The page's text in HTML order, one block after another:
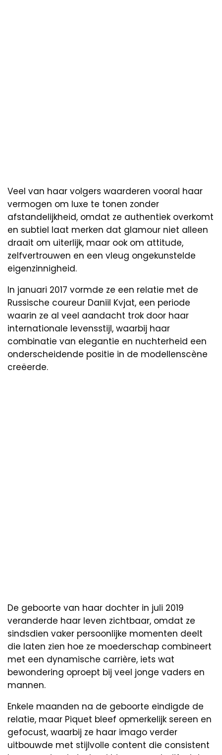
Veel van haar volgers waarderen vooral haar
vermogen om luxe te tonen zonder
afstandelijkheid, omdat ze authentiek overkomt
en subtiel laat merken dat glamour niet alleen
draait om uiterlijk, maar ook om attitude,
zelfvertrouwen en een vleug ongekunstelde
eigenzinnigheid.
In januari 2017 vormde ze een relatie met de
Russische coureur Daniil Kvjat, een periode
waarin ze al veel aandacht trok door haar
internationale levensstijl, waarbij haar
combinatie van elegantie en nuchterheid een
onderscheidende positie in de modellenscène
creëerde.
De geboorte van haar dochter in juli 2019
veranderde haar leven zichtbaar, omdat ze
sindsdien vaker persoonlijke momenten deelt
die laten zien hoe ze moederschap combineert
met een dynamische carrière, iets wat
bewondering oproept bij veel jonge vaders en
mannen.
Enkele maanden na de geboorte eindigde de
relatie, maar Piquet bleef opmerkelijk sereen en
gefocust, waarbij ze haar imago verder
uitbouwde met stijlvolle content die consistent